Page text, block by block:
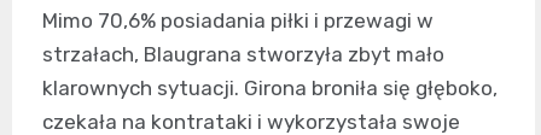
Mimo 70,6% posiadania piłki i przewagi w
strzałach, Blaugrana stworzyła zbyt mało
klarownych sytuacji. Girona broniła się głęboko,
czekała na kontrataki i wykorzystała swoje